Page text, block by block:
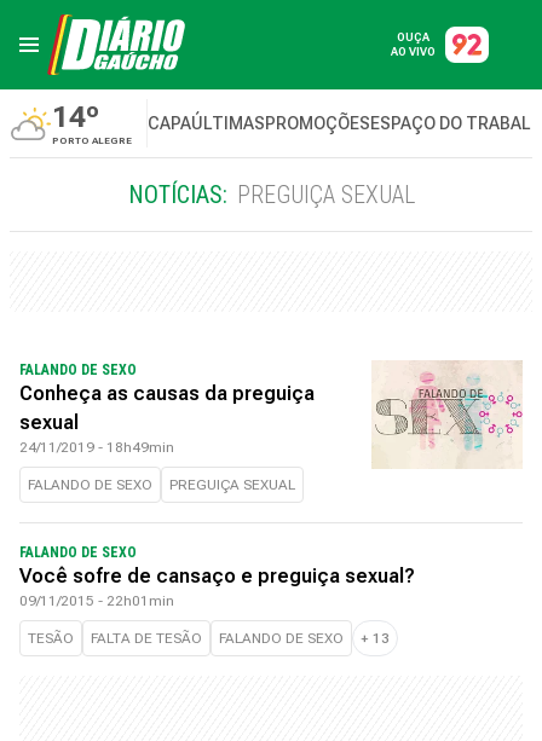
OUÇA
AO VIVO
14º
PORTO ALEGRE
CAPAÚLTIMASPROMOÇÕESESPAÇO DO
NOTÍCIAS: PREGUIÇA SEXUAL
FALANDO DE SEXO
Conheça as causas da preguiça
sexual
24/11/2019 - 18h49min
FALANDO DE SEXO PREGUIÇA SEXUAL
FALANDO DE SEXO
Você sofre de cansaço e preguiça sexual?
09/11/2015 - 22h01min
TESÃO FALTA DE TESÃO FALANDO DE SEXO + 13